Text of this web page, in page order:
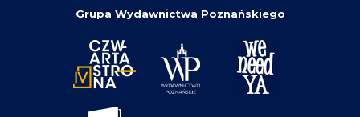
Grupa Wydawnictwa Poznańskiego